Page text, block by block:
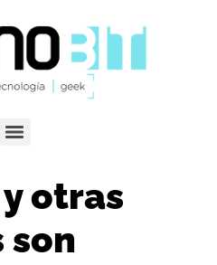
otras
son